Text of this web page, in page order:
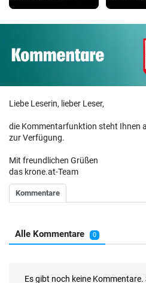
Liebe Leserin, lieber Leser,
die Kommentarfunktion steht Ihnen
zur Verfügung.
Mit freundlichen Grüßen
das krone.at-Team